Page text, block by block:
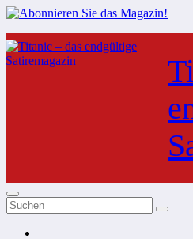
Zum
Inhalt
springen